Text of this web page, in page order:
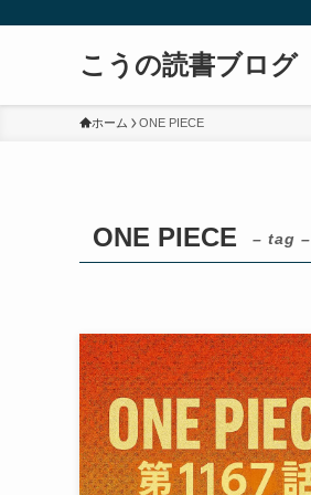
こうの読書ブログ
ホーム ONE PIECE
ONE PIECE – tag –